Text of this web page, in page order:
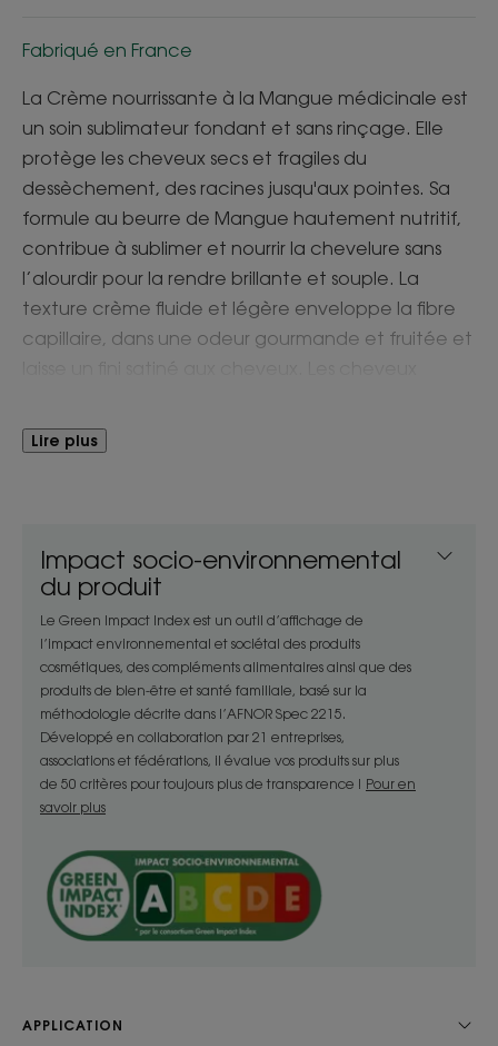
Fabriqué en France
La Crème nourrissante à la Mangue médicinale est
un soin sublimateur fondant et sans rinçage. Elle
protège les cheveux secs et fragiles du
dessèchement, des racines jusqu'aux pointes. Sa
formule au beurre de Mangue hautement nutritif,
contribue à sublimer et nourrir la chevelure sans
l’alourdir pour la rendre brillante et souple. La
texture crème fluide et légère enveloppe la fibre
capillaire, dans une odeur gourmande et fruitée et
facilité.
naturelle pour nourrir et sublimer les cheveux.
Bénéfices
• Nourrissante : Enrichie en beurre de Mangue
médicinale, tendre et soyeux, riche en acides gras,
elle nourrit intensément la fibre capillaire en
profondeur.
• Protectrice : Elle forme un voile gainant autour
des cheveux pour les protéger sur toute leur
• Sublimatrice : Utilisée au quotidien, elle redonne
souplesse et douceur aux cheveux, les laissant
visiblement plus soyeux et éclatants.
Lire plus
Impact socio-environnemental
du produit
Le Green Impact Index est un outil d’affichage de
l’impact environnemental et sociétal des produits
cosmétiques, des compléments alimentaires ainsi que des
produits de bien-être et santé familiale, basé sur la
méthodologie décrite dans l’AFNOR Spec 2215.
Développé en collaboration par 21 entreprises,
associations et fédérations, il évalue vos produits sur plus
de 50 critères pour toujours plus de transparence ! Pour en
savoir plus
APPLICATION